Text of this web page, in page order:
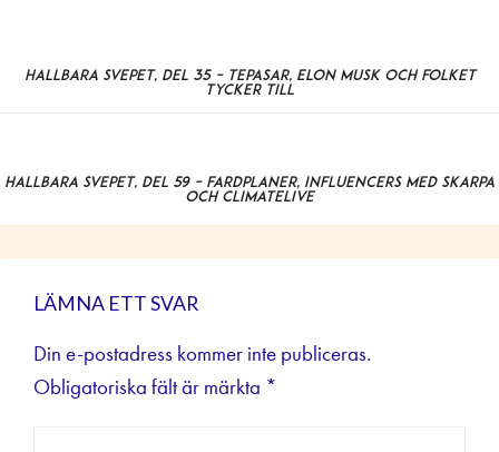
Hållbara svepet, del 35 – tepåsar, Elon Musk och folket
tycker till
Hållbara svepet, del 59 – färdplaner, influencers med skärpa
och ClimateLive
LÄMNA ETT SVAR
Din e-postadress kommer inte publiceras.
Obligatoriska fält är märkta *